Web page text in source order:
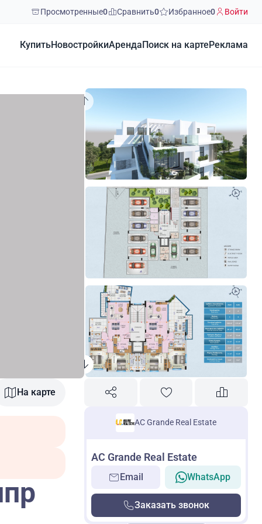
Просмотренные0 Сравнить0 Избранное0 Войти
КупитьНовостройкиАренда Поиск на карте Реклама
На карте
AC Grande Real Estate
AC Grande Real Estate
Email WhatsApp
Заказать звонок